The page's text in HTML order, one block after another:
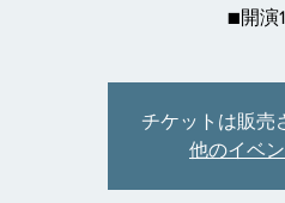
■開演
チケットは販売
他のイベ